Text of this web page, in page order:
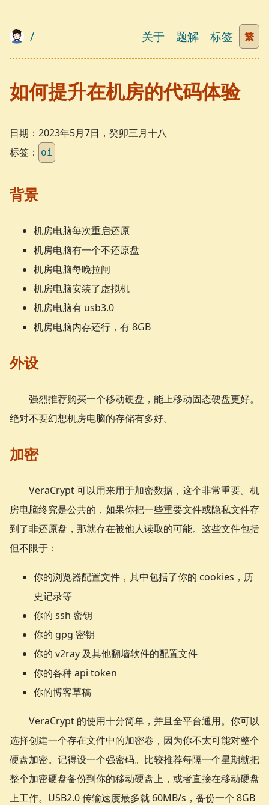
/ 关于 题解 标签 繁
如何提升在机房的代码体验
日期： 2023年5月7日，癸卯三月十八
标签：
oi
背景
机房电脑每次重启还原
机房电脑有一个不还原盘
机房电脑每晚拉闸
机房电脑安装了虚拟机
机房电脑有 usb3.0
机房电脑内存还行，有 8GB
外设
强烈推荐购买一个移动硬盘，能上移动固态硬盘更好。
绝对不要幻想机房电脑的存储有多好。
加密
VeraCrypt 可以用来用于加密数据，这个非常重要。机
房电脑终究是公共的，如果你把一些重要文件或隐私文件存
到了非还原盘，那就存在被他人读取的可能。这些文件包括
但不限于：
你的浏览器配置文件，其中包括了你的 cookies，历
史记录等
你的 ssh 密钥
你的 gpg 密钥
你的 v2ray 及其他翻墙软件的配置文件
你的各种 api token
你的博客草稿
VeraCrypt 的使用十分简单，并且全平台通用。你可以
选择创建一个存在文件中的加密卷，因为你不太可能对整个
硬盘加密。记得设一个强密码。比较推荐每隔一个星期就把
整个加密硬盘备份到你的移动硬盘上，或者直接在移动硬盘
上工作。USB2.0 传输速度最多就 60MB/s，备份一个 8GB